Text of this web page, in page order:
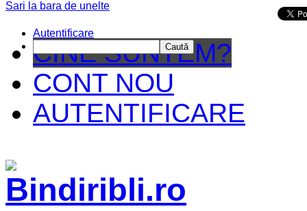
CINE SUNTEM?
CONT NOU
AUTENTIFICARE
Sari la bara de unelte
Autentificare
Caută